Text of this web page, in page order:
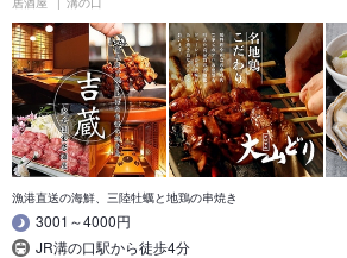
漁港直送の海鮮、三陸牡蠣と地鶏の串焼き
3001～4000円
JR溝の口駅から徒歩4分